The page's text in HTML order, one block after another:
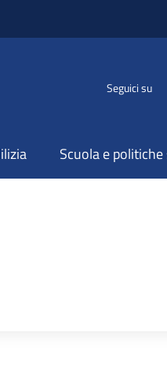
Seguici su
Scuola e politiche